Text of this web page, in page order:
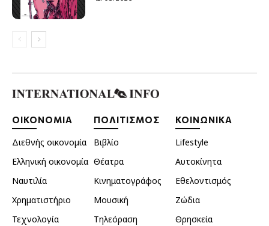
ΟΙΚΟΝΟΜΙΑ
Διεθνής οικονομία
Ελληνική οικονομία
Ναυτιλία
Χρηματιστήριο
Τεχνολογία
ΠΟΛΙΤΙΣΜΟΣ
Βιβλίο
Θέατρα
Κινηματογράφος
Μουσική
Τηλεόραση
ΚΟΙΝΩΝΙΚΑ
Lifestyle
Αυτοκίνητα
Εθελοντισμός
Ζώδια
Θρησκεία